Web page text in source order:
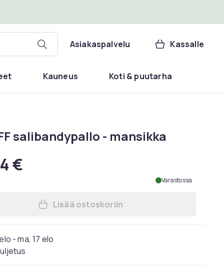
Asiakaspalvelu Kassalle
Kauneus Koti & puutarha
salibandypallo - mansikka
€
Varastossa
Lisää TRIX IFF salibandypallo -
Lisää ostoskoriin
- ma, 17 elo